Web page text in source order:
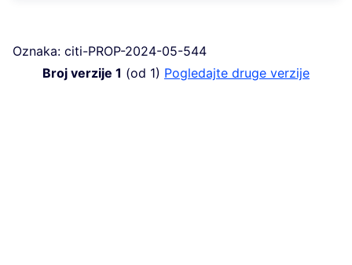
Oznaka: citi-PROP-2024-05-544
Broj verzije 1 (od 1) pogledajte druge verzije